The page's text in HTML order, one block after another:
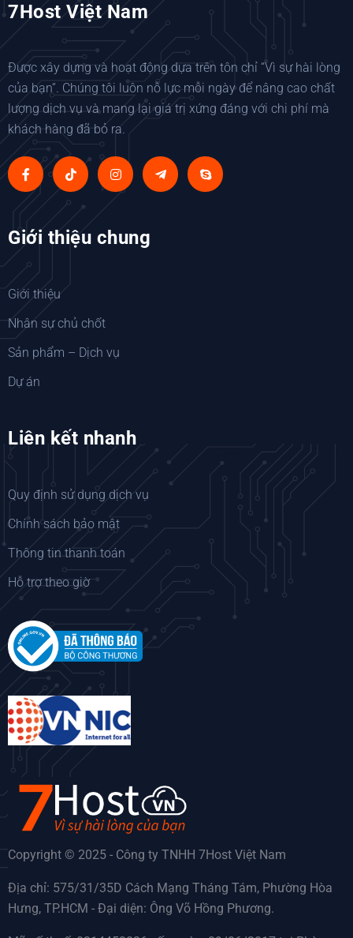
7Host Việt Nam
Được xây dựng và hoạt động dựa trên tôn chỉ “Vì sự hài lòng
của bạn”. Chúng tôi luôn nỗ lực mỗi ngày để nâng cao chất
lượng dịch vụ và mang lại giá trị xứng đáng với chi phí mà
khách hàng đã bỏ ra.
Giới thiệu chung
Giới thiệu
Nhân sự chủ chốt
Sản phẩm – Dịch vụ
Dự án
Liên kết nhanh
Quy định sử dụng dịch vụ
Chính sách bảo mật
Thông tin thanh toán
Hỗ trợ theo giờ
Copyright © 2025 - Công ty TNHH 7Host Việt Nam
Địa chỉ: 575/31/35D Cách Mạng Tháng Tám, Phường Hòa
Hưng, TP.HCM - Đại diện: Ông Võ Hồng Phương.